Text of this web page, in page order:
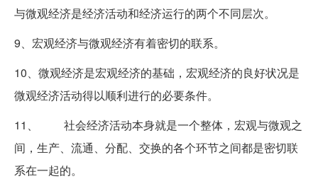
与微观经济是经济活动和经济运行的两个不同层次。
9、宏观经济与微观经济有着密切的联系。
10、微观经济是宏观经济的基础，宏观经济的良好状况是
微观经济活动得以顺利进行的必要条件。
11、 社会经济活动本身就是一个整体，宏观与微观之
间，生产、流通、分配、交换的各个环节之间都是密切联
系在一起的。